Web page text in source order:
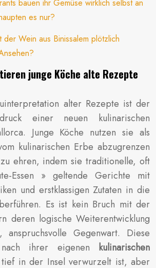
bauen ihr Gemüse wirklich selbst an
es nur?
der Wein aus Binissalem plötzlich
junge Köche alte Rezepte
alter Rezepte ist der
einer neuen kulinarischen
Junge Köche nutzen sie als
kulinarischen Erbe abzugrenzen
ehren, indem sie traditionelle, oft
Essen » geltende Gerichte mit
und erstklassigen Zutaten in die
Es ist kein Bruch mit der
deren logische Weiterentwicklung
Gegenwart. Diese
ihrer eigenen kulinarischen
in der Insel verwurzelt ist, aber